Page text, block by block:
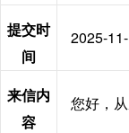
提交时
间
2025-
来信内
容
您好，